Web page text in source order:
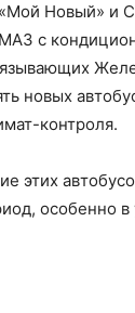
Новый» и
МАЗ с
новых
контроля.
этих
особенно